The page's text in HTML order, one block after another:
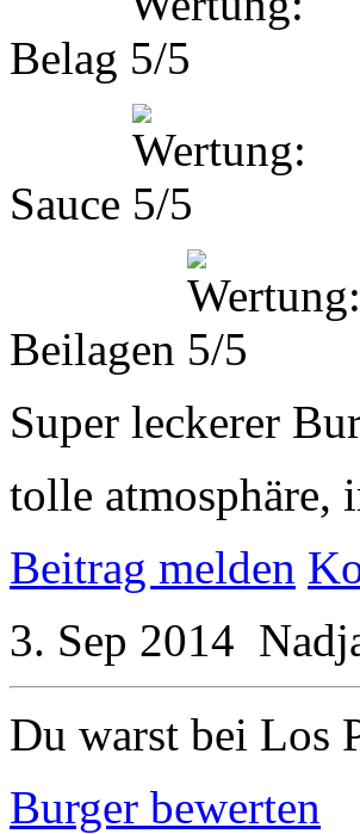
Belag
Sauce
Beilagen
Super leckerer
tolle atmosphäre,
Beitrag melden
3. Sep 2014
Du warst bei Los
Burger bewerten